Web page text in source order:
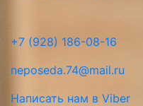
+7 (928) 186-08-16
neposeda.74@mail.ru
Написать нам в Viber